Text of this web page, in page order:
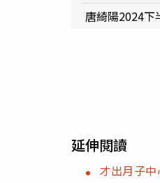
唐綺陽2024
延伸閱讀
才出月子